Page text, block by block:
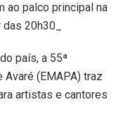
ao palco principal na
20h30_
país, a 55ª
(EMAPA) traz
artistas e cantores